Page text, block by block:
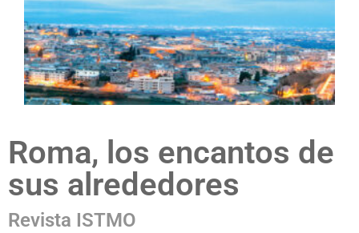
Roma, los encantos de
sus alrededores
Revista ISTMO